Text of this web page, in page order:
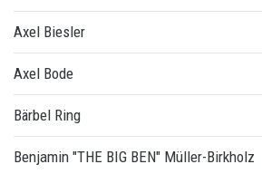
Axel Biesler
Axel Bode
Bärbel Ring
Benjamin "THE BIG BEN" Müller-Birkholz